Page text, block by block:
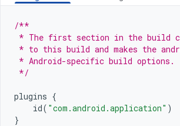
/**
* The first section in the build
* to this build and makes the
* Android-specific build options.
*/
plugins {
id( "com.android.application" )
}